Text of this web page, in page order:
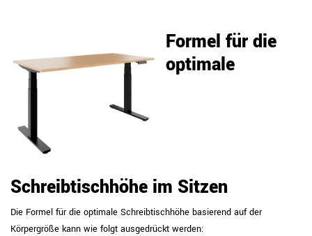
Formel für die
optimale
Schreibtischhöhe im Sitzen
Die Formel für die optimale Schreibtischhöhe basierend auf der
Körpergröße kann wie folgt ausgedrückt werden: